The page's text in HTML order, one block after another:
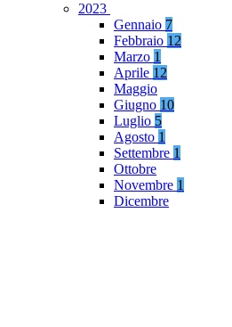
2023
Gennaio 7
Febbraio 12
Marzo 1
Aprile 12
Maggio
Giugno 10
Luglio 5
Agosto 1
Settembre 1
Ottobre
Novembre 1
Dicembre